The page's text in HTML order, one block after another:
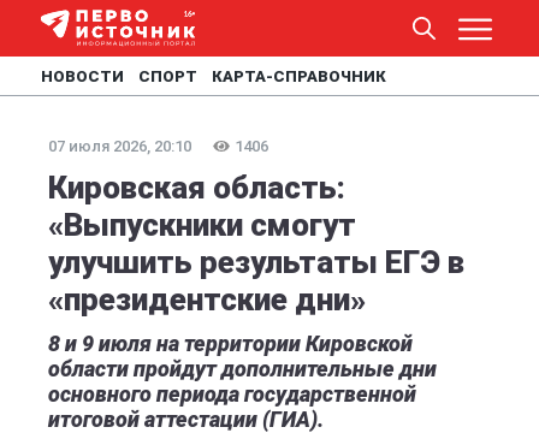
НОВОСТИ СПОРТ КАРТА-СПРАВОЧНИК
07 июля 2026, 20:10 1406
Кировская область:
«Выпускники смогут
улучшить результаты ЕГЭ в
«президентские дни»
8 и 9 июля на территории Кировской
области пройдут дополнительные дни
основного периода государственной
итоговой аттестации (ГИА).